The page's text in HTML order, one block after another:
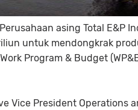
Perusahaan asing Total E&P
untuk mendongkrak
Program & Budget
Vice President Operations